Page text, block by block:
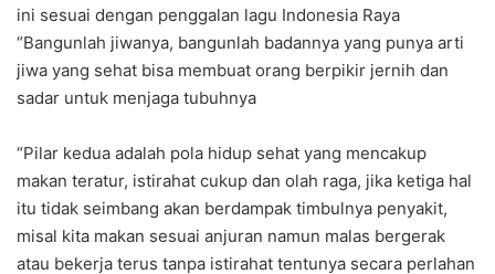
ini sesuai dengan penggalan lagu Indonesia Raya
“Bangunlah jiwanya, bangunlah badannya yang punya arti
jiwa yang sehat bisa membuat orang berpikir jernih dan
sadar untuk menjaga tubuhnya
“Pilar kedua adalah pola hidup sehat yang mencakup
makan teratur, istirahat cukup dan olah raga, jika ketiga hal
itu tidak seimbang akan berdampak timbulnya penyakit,
misal kita makan sesuai anjuran namun malas bergerak
atau bekerja terus tanpa istirahat tentunya secara perlahan